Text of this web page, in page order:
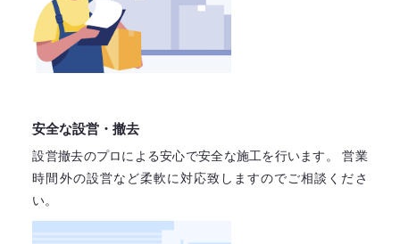
安全な設営・撤去
設営撤去のプロによる安心で安全な施工を行います。
営業
時間外の設営など柔軟に対応致しますのでご相談くださ
い。